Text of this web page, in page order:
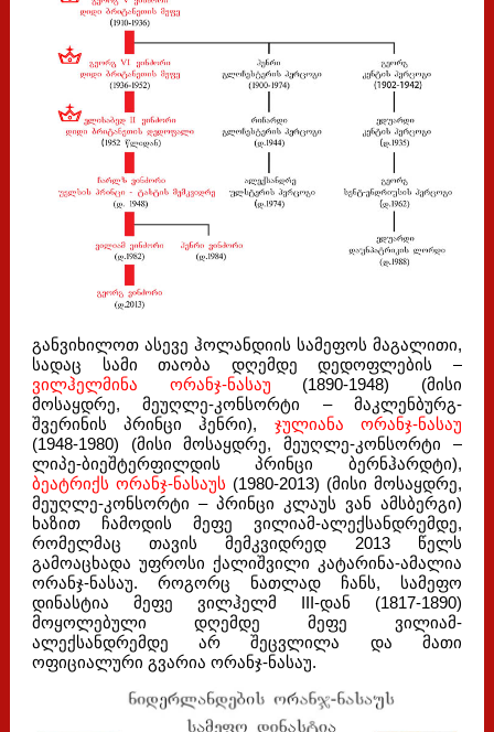
განვიხილოთ ასევე ჰოლანდიის სამეფოს მაგალითი,
სადაც სამი თაობა დღემდე დედოფლების –
ვილჰელმინა ორანჯ-ნასაუ (1890-1948) (მისი
მოსაყდრე, მეუღლე-კონსორტი – მაკლენბურგ-
შვერინის პრინცი ჰენრი), ჯულიანა ორანჯ-ნასაუ
(1948-1980) (მისი მოსაყდრე, მეუღლე-კონსორტი –
ლიპე-ბიეშტერფილდის პრინცი ბერნჰარდტი),
ბეატრიქს ორანჯ-ნასაუს (1980-2013) (მისი მოსაყდრე,
მეუღლე-კონსორტი – პრინცი კლაუს ვან ამსბერგი)
ხაზით ჩამოდის მეფე ვილიამ-ალექსანდრემდე,
რომელმაც თავის მემკვიდრედ 2013 წელს
გამოაცხადა უფროსი ქალიშვილი კატარინა-ამალია
ორანჯ-ნასაუ. როგორც ნათლად ჩანს, სამეფო
დინასტია მეფე ვილჰელმ III-დან (1817-1890)
მოყოლებული დღემდე მეფე ვილიამ-
ალექსანდრემდე არ შეცვლილა და მათი
ოფიციალური გვარია ორანჯ-ნასაუ.